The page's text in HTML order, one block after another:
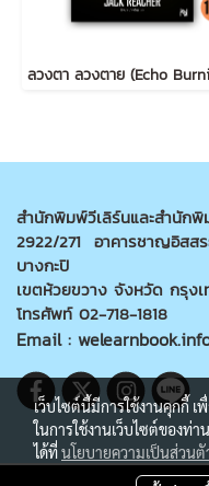
สำนักพิมพ์วีเลิร์นและสำนักพิ
2922/271 อาคารชาญอิสส
บางกะปิ
เขตห้วยขวาง จังหวัด กรุง
โทรศัพท์ 02-718-1818
Email :
เว็บไซต์นี้มีการใช้งานคุกกี้
ในการใช้งานเว็บไซต์ของท่
ได้ที่นโยบายความเป็นส่วนตั